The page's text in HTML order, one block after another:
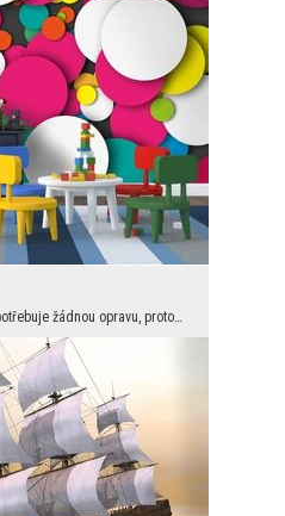
Tento kaleidoskop už nepotřebuje žádnou opravu, protože v sólo verzi vytváří požadovanou atmosfér...